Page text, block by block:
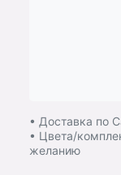
• Доставка по
• Цвета/
желанию